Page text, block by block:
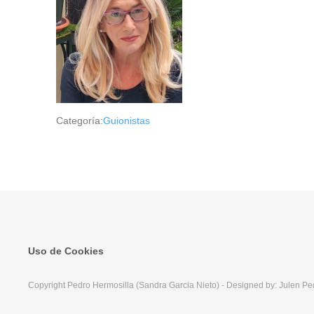
Categoría:Guionistas
Uso de Cookies
Copyright Pedro Hermosilla (Sandra Garcia Nieto) - Designed by: Julen